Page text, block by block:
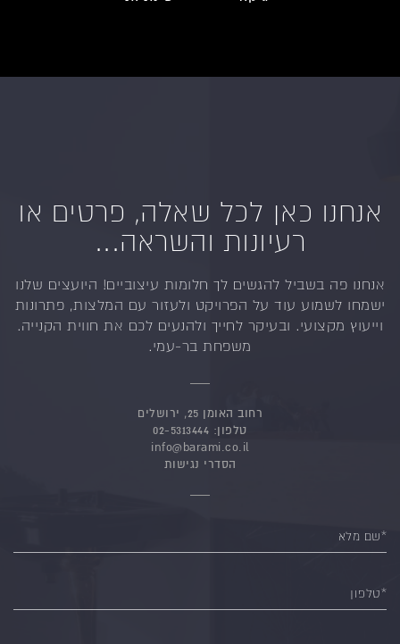
אנחנו כאן לכל שאלה, פרטים או
רעיונות והשראה...
אנחנו פה בשביל להגשים לך חלומות עיצוביים! היועצים שלנו
ישמחו לשמוע עוד על הפרויקט ולעזור עם המלצות, פתרונות
וייעוץ מקצועי. ובעיקר לחייך ולהנעים לכם את חווית הקנייה.
משפחת בר-עמי.
רחוב האומן 25, ירושלים
טלפון: 02-5313444
info@barami.co.il
הסדרי נגישות
*שם מלא
*טלפון